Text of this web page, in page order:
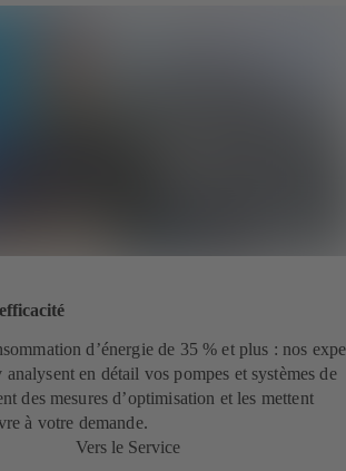
d’énergie de 35 % et plus : nos
en détail vos pompes et systèmes de
des mesures d’optimisation et les mettent
à votre demande.
Vers le Service